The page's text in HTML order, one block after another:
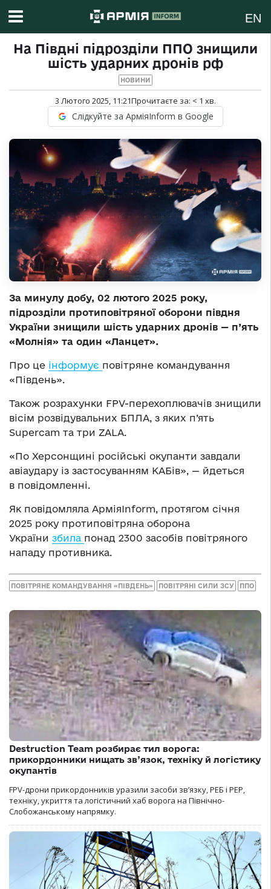
EN
На Півдні підрозділи ППО знищили
шість ударних дронів рф
НОВИНИ
3 Лютого 2025, 11:21Прочитаєте за: < 1 хв.
Слідкуйте за АрміяInform в Google
За минулу добу, 02 лютого 2025 року,
підрозділи протиповітряної оборони півдня
України знищили шість ударних дронів — п’ять
«Молнія» та один «Ланцет».
Про це інформує повітряне командування
«Південь».
Також розрахунки FPV-перехоплювачів знищили
вісім розвідувальних БПЛА, з яких п’ять
Supercam та три ZALA.
«По Херсонщині російські окупанти завдали
авіаудару із застосуванням КАБів», — йдеться
в повідомленні.
Як повідомляла АрміяInform, протягом січня
2025 року протиповітряна оборона
України збила понад 2300 засобів повітряного
нападу противника.
ПОВІТРЯНЕ КОМАНДУВАННЯ «ПІВДЕНЬ» ПОВІТРЯНІ СИЛИ ЗСУ ППО
Destruction Team розбирає тил ворога:
прикордонники нищать зв’язок, техніку й логістику
окупантів
FPV-дрони прикордонників уразили засоби зв’язку, РЕБ і РЕР,
техніку, укриття та логістичний хаб ворога на Північно-
Слобожанському напрямку.